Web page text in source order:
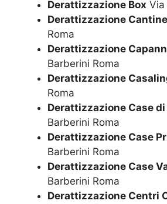
Derattizzazione Box Via
Derattizzazione Cantine
Roma
Derattizzazione
Barberini Roma
Derattizzazione
Roma
Derattizzazione Case di
Barberini Roma
Derattizzazione Case
Barberini Roma
Derattizzazione Case
Barberini Roma
Derattizzazione Centri